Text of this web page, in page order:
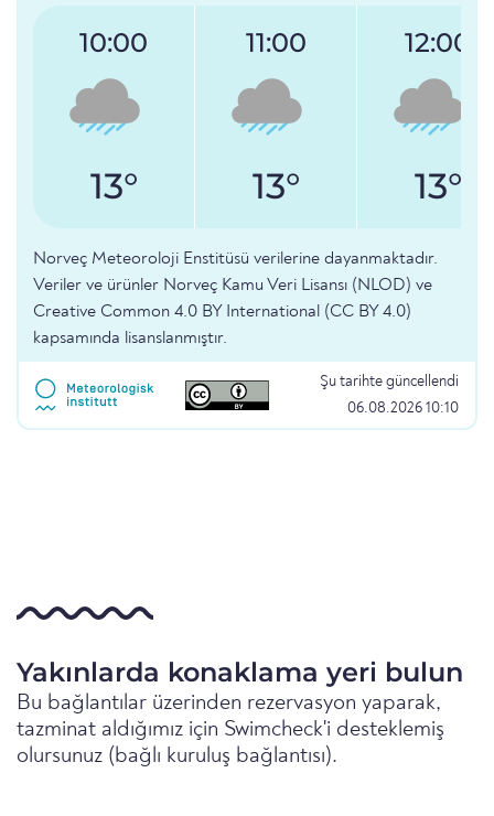
10:00
13°
11:00
13°
12:00
13°
Norveç Meteoroloji Enstitüsü verilerine dayanmaktadır.
Veriler ve ürünler Norveç Kamu Veri Lisansı (NLOD) ve
Creative Common 4.0 BY International (CC BY 4.0)
kapsamında lisanslanmıştır.
Şu tarihte güncellendi
06.08.2026 10:10
Yakınlarda konaklama yeri bulun
Bu bağlantılar üzerinden rezervasyon yaparak,
tazminat aldığımız için Swimcheck'i desteklemiş
olursunuz (bağlı kuruluş bağlantısı).